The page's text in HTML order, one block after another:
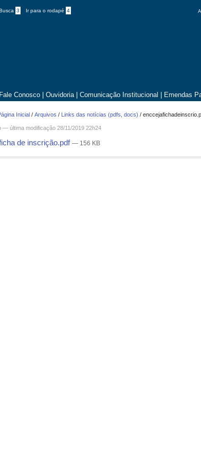
3 Ir para o rodapé 4
Fale Conosco Ouvidoria Comunicação Institucional Emendas
Inicial /Arquivos / Links das notícias (pdfs, docs) /
—última modificação 28/11/2019 22h24
de inscrição.pdf— 156 KB